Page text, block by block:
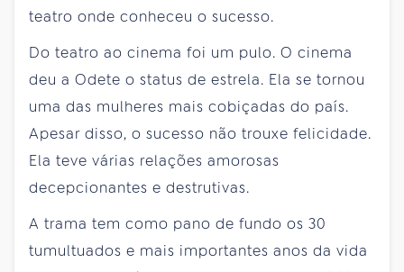
teatro onde conheceu o sucesso.
Do teatro ao cinema foi um pulo. O cinema
deu a Odete o status de estrela. Ela se tornou
uma das mulheres mais cobiçadas do país.
Apesar disso, o sucesso não trouxe felicidade.
Ela teve várias relações amorosas
decepcionantes e destrutivas.
A trama tem como pano de fundo os 30
tumultuados e mais importantes anos da vida